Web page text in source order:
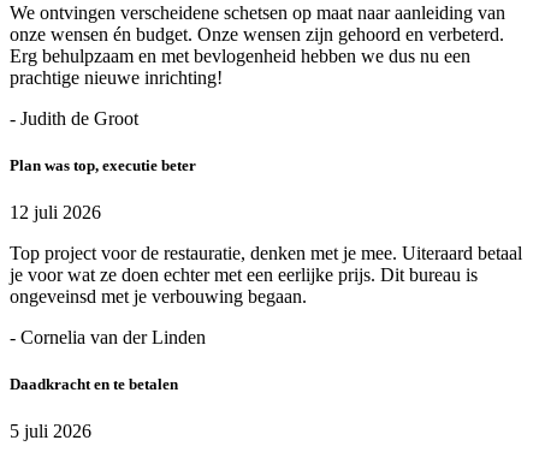
We ontvingen verscheidene schetsen op maat naar aanleiding van
onze wensen én budget. Onze wensen zijn gehoord en verbeterd.
Erg behulpzaam en met bevlogenheid hebben we dus nu een
prachtige nieuwe inrichting!
- Judith de Groot
Plan was top, executie beter
12 juli 2026
Top project voor de restauratie, denken met je mee. Uiteraard betaal
je voor wat ze doen echter met een eerlijke prijs. Dit bureau is
ongeveinsd met je verbouwing begaan.
- Cornelia van der Linden
Daadkracht en te betalen
5 juli 2026